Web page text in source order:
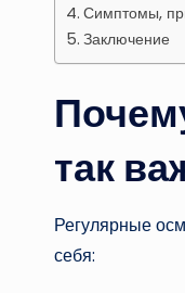
Симптомы,
Заключение
так
Регулярные
себя: